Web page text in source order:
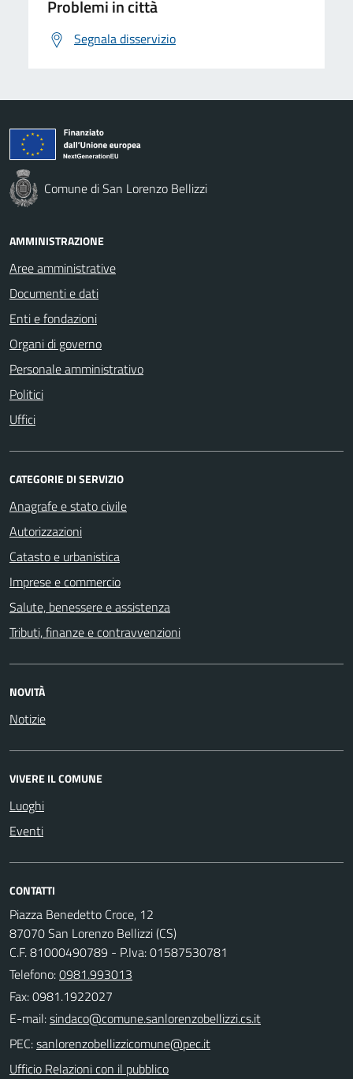
Problemi in città
Segnala disservizio
Comune di San Lorenzo Bellizzi
AMMINISTRAZIONE
Aree amministrative
Documenti e dati
Enti e fondazioni
Organi di governo
Personale amministrativo
Politici
Uffici
CATEGORIE DI SERVIZIO
Anagrafe e stato civile
Autorizzazioni
Catasto e urbanistica
Imprese e commercio
Salute, benessere e assistenza
Tributi, finanze e contravvenzioni
NOVITÀ
Notizie
VIVERE IL COMUNE
Luoghi
Eventi
CONTATTI
Piazza Benedetto Croce, 12
87070 San Lorenzo Bellizzi (CS)
C.F. 81000490789 - P.Iva: 01587530781
Telefono:0981.993013
Fax: 0981.1922027
E-mail:
PEC:
Ufficio Relazioni con il pubblico